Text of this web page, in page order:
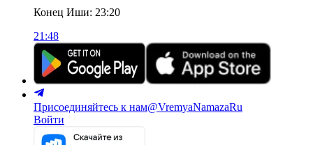
Конец Иши: 23:20
21:48
Присоединяйтесь к нам@VremyaNamazaRu
Войти